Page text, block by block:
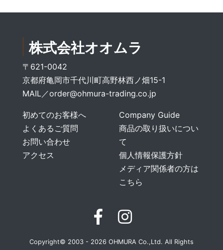
株式会社オオムラ
〒621-0042
京都府亀岡市千代川町高野林西ノ畑15-1
MAIL／order@ohmura-trading.co.jp
初めてのお客様へ
よくあるご質問
お問い合わせ
アクセス
Company Guide
商品の取り扱いについ
て
個人情報保護方針
メディア関係者の方は
こちら
Copyright© 2003 - 2026 OHMURA Co.,Ltd. All Rights